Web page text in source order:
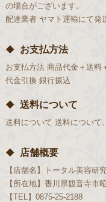
の場合がございます。
配達業者 ヤマト運輸にて発
お支払方法
お支払方法 商品代金＋送料
代金引換 銀行振込
送料について
送料について 送料について
店舗概要
【店舗名】
トータル美容研
【所在地】 香川県観音寺市
【TEL】 0875-25-2188